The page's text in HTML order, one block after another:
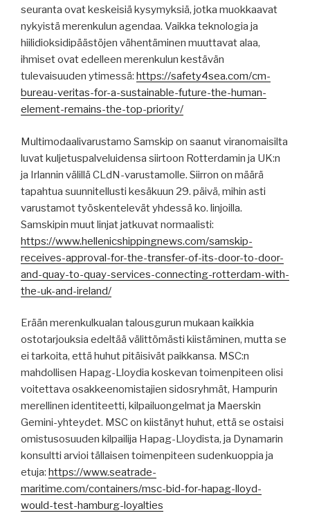
seuranta ovat keskeisiä kysymyksiä, jotka muokkaavat
nykyistä merenkulun agendaa. Vaikka teknologia ja
hiilidioksidipäästöjen vähentäminen muuttavat alaa,
ihmiset ovat edelleen merenkulun kestävän
tulevaisuuden ytimessä: https://safety4sea.com/cm-
bureau-veritas-for-a-sustainable-future-the-human-
element-remains-the-top-priority/
Multimodaalivarustamo Samskip on saanut viranomaisilta
luvat kuljetuspalveluidensa siirtoon Rotterdamin ja UK:n
ja Irlannin välillä CLdN-varustamolle. Siirron on määrä
tapahtua suunnitellusti kesäkuun 29. päivä, mihin asti
varustamot työskentelevät yhdessä ko. linjoilla.
Samskipin muut linjat jatkuvat normaalisti:
https://www.hellenicshippingnews.com/samskip-
receives-approval-for-the-transfer-of-its-door-to-door-
and-quay-to-quay-services-connecting-rotterdam-with-
the-uk-and-ireland/
Erään merenkulkualan talousgurun mukaan kaikkia
ostotarjouksia edeltää välittömästi kiistäminen, mutta se
ei tarkoita, että huhut pitäisivät paikkansa. MSC:n
mahdollisen Hapag-Lloydia koskevan toimenpiteen olisi
voitettava osakkeenomistajien sidosryhmät, Hampurin
merellinen identiteetti, kilpailuongelmat ja Maerskin
Gemini-yhteydet. MSC on kiistänyt huhut, että se ostaisi
omistusosuuden kilpailija Hapag-Lloydista, ja Dynamarin
konsultti arvioi tällaisen toimenpiteen sudenkuoppia ja
etuja: https://www.seatrade-
maritime.com/containers/msc-bid-for-hapag-lloyd-
would-test-hamburg-loyalties